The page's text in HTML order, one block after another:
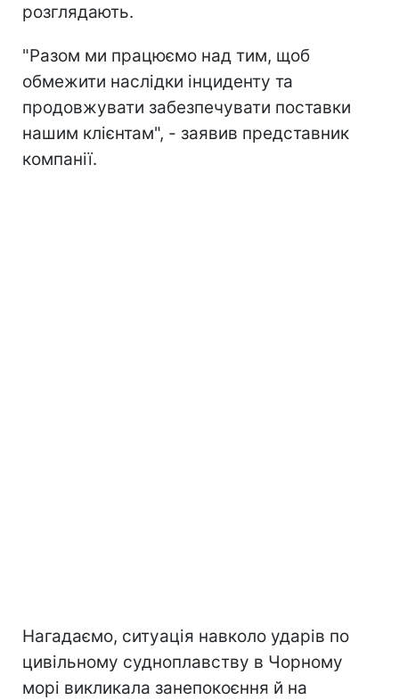
розглядають.
"Разом ми працюємо над тим, щоб
обмежити наслідки інциденту та
продовжувати забезпечувати поставки
нашим клієнтам", - заявив представник
компанії.
Нагадаємо, ситуація навколо ударів по
цивільному судноплавству в Чорному
морі викликала занепокоєння й на